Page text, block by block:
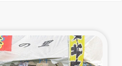
ール豪雨緊急支援
る洪水被災者支援